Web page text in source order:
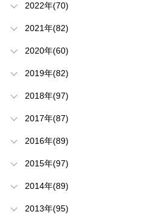
2022年(70)
2021年(82)
2020年(60)
2019年(82)
2018年(97)
2017年(87)
2016年(89)
2015年(97)
2014年(89)
2013年(95)